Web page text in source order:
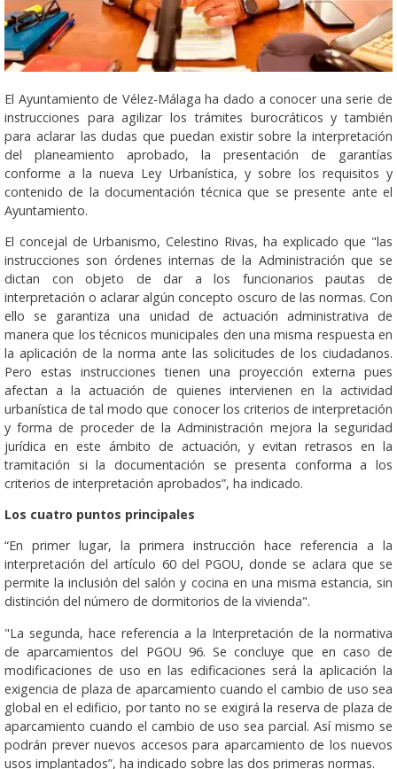
El Ayuntamiento de Vélez-Málaga ha dado a conocer una serie de
instrucciones para agilizar los trámites burocráticos y también
para aclarar las dudas que puedan existir sobre la interpretación
del planeamiento aprobado, la presentación de garantías
conforme a la nueva Ley Urbanística, y sobre los requisitos y
contenido de la documentación técnica que se presente ante el
Ayuntamiento.
El concejal de Urbanismo, Celestino Rivas, ha explicado que "las
instrucciones son órdenes internas de la Administración que se
dictan con objeto de dar a los funcionarios pautas de
interpretación o aclarar algún concepto oscuro de las normas. Con
ello se garantiza una unidad de actuación administrativa de
manera que los técnicos municipales den una misma respuesta en
la aplicación de la norma ante las solicitudes de los ciudadanos.
Pero estas instrucciones tienen una proyección externa pues
afectan a la actuación de quienes intervienen en la actividad
urbanística de tal modo que conocer los criterios de interpretación
y forma de proceder de la Administración mejora la seguridad
jurídica en este ámbito de actuación, y evitan retrasos en la
tramitación si la documentación se presenta conforma a los
criterios de interpretación aprobados”, ha indicado.
Los cuatro puntos principales
“En primer lugar, la primera instrucción hace referencia a la
interpretación del artículo 60 del PGOU, donde se aclara que se
permite la inclusión del salón y cocina en una misma estancia, sin
distinción del número de dormitorios de la vivienda".
"La segunda, hace referencia a la Interpretación de la normativa
de aparcamientos del PGOU 96. Se concluye que en caso de
modificaciones de uso en las edificaciones será la aplicación la
exigencia de plaza de aparcamiento cuando el cambio de uso sea
global en el edificio, por tanto no se exigirá la reserva de plaza de
aparcamiento cuando el cambio de uso sea parcial. Así mismo se
podrán prever nuevos accesos para aparcamiento de los nuevos
usos implantados”, ha indicado sobre las dos primeras normas.